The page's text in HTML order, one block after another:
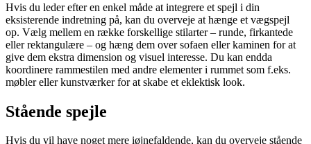
Hvis du leder efter en enkel måde at integrere et spejl i din
eksisterende indretning på, kan du overveje at hænge et vægspejl
op. Vælg mellem en række forskellige stilarter – runde, firkantede
eller rektangulære – og hæng dem over sofaen eller kaminen for at
give dem ekstra dimension og visuel interesse. Du kan endda
koordinere rammestilen med andre elementer i rummet som f.eks.
møbler eller kunstværker for at skabe et eklektisk look.
Stående spejle
Hvis du vil have noget mere iøjnefaldende, kan du overveje stående